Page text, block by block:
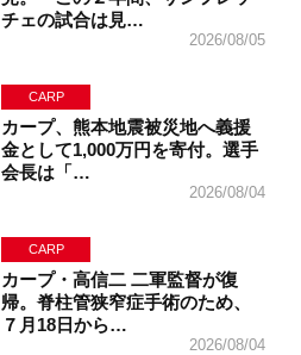
チェの試合は見…
2026/08/05
CARP
カープ、熊本地震被災地へ義援
金として1,000万円を寄付。選手
会長は「…
2026/08/04
CARP
カープ・高信二 二軍監督が復
帰。脊柱管狭窄症手術のため、
７月18日から…
2026/08/04